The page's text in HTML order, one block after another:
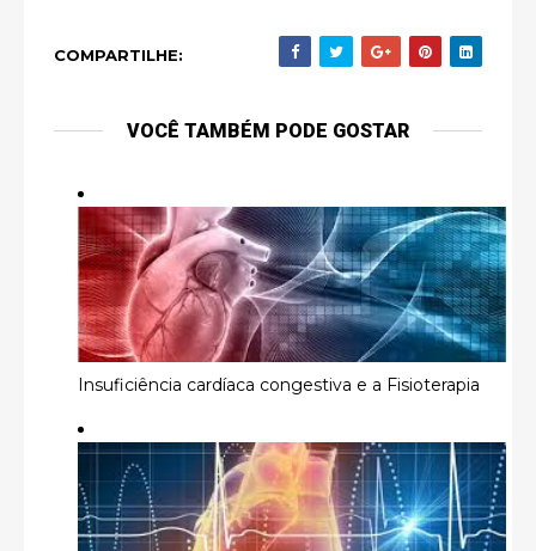
COMPARTILHE:
VOCÊ TAMBÉM PODE GOSTAR
Insuficiência cardíaca congestiva e a Fisioterapia